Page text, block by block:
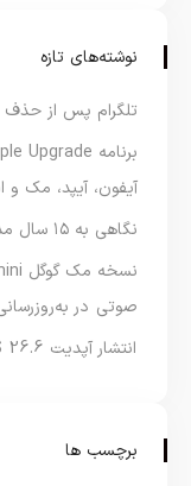
نوشته‌های تازه
تلگرام پس از حذف
آیفون، آیپد، مک و
نگاهی به ۱۵ سال مدیریت تیم کوک در اپل
صوتی در
انتشار آپدیت iOS 26.6 و iPadOS 26.6
برچسب ها